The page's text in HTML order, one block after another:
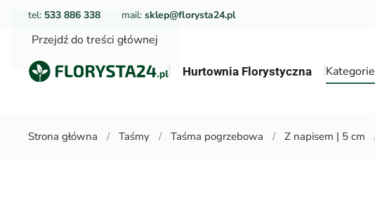
Przejdź do treści głównej
tel: 533 886 338 mail: sklep@florysta24.pl
Hurtownia Florystyczna Kategorie
Strona główna Taśmy Taśma pogrzebowa Z napisem | 5 cm